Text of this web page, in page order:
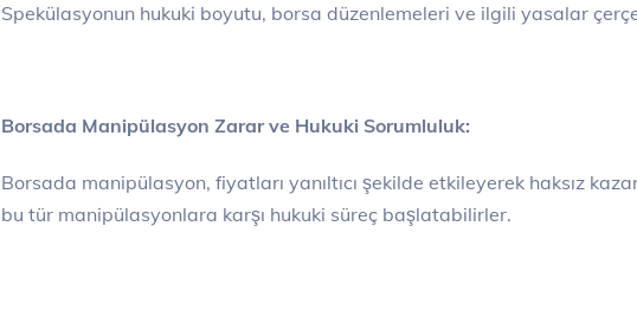
Spekülasyonun hukuki boyutu, borsa düzenlemeleri ve ilgili yasalar
Borsada Manipülasyon Zarar ve Hukuki Sorumluluk:
Borsada manipülasyon, fiyatları yanıltıcı şekilde etkileyerek haksız
bu tür manipülasyonlara karşı hukuki süreç başlatabilirler.